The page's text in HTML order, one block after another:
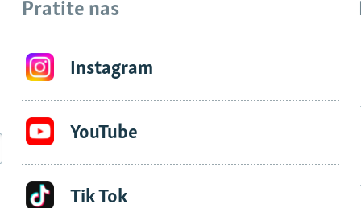
Pratite nas
Instagram
YouTube
Tik Tok